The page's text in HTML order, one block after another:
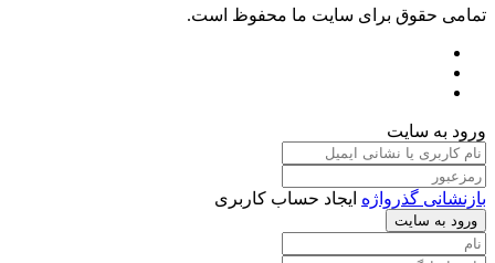
تمامی حقوق برای سایت ما محفوظ است.
ورود به سایت
بازنشانی گذرواژه ایجاد حساب کاربری
ورود به سایت